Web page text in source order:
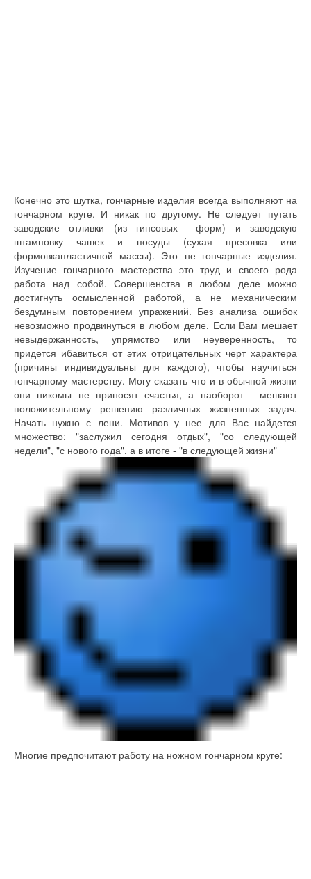
Конечно это шутка, гончарные изделия всегда выполняют на
гончарном круге. И никак по другому. Не следует путать
заводские отливки (из гипсовых форм) и заводскую
штамповку чашек и посуды (сухая пресовка или
формовкапластичной массы). Это не гончарные изделия.
Изучение гончарного мастерства это труд и своего рода
работа над собой. Совершенства в любом деле можно
достигнуть осмысленной работой, а не механическим
бездумным повторением упражений. Без анализа ошибок
невозможно продвинуться в любом деле. Если Вам мешает
невыдержанность, упрямство или неуверенность, то
придется ибавиться от этих отрицательных черт характера
(причины индивидуальны для каждого), чтобы научиться
гончарному мастерству. Могу сказать что и в обычной жизни
они никомы не приносят счастья, а наоборот - мешают
положительному решению различных жизненных задач.
Начать нужно с лени. Мотивов у нее для Вас найдется
множество: "заслужил сегодня отдых", "со следующей
недели", "с нового года", а в итоге - "в следующей жизни"
Многие предпочитают работу на ножном гончарном круге: